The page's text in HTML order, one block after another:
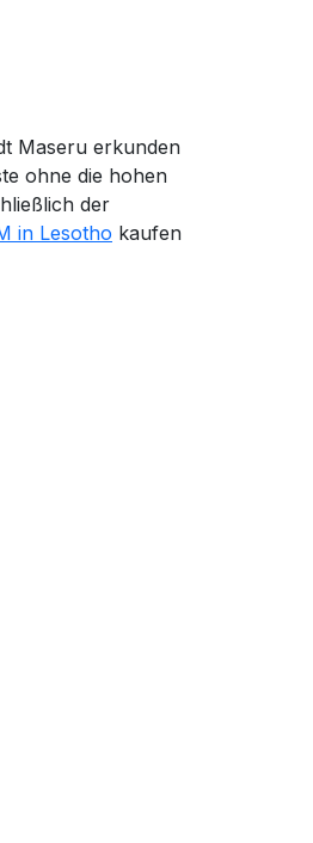
Maseru erkunden
ohne die hohen
der
in Lesotho kaufen